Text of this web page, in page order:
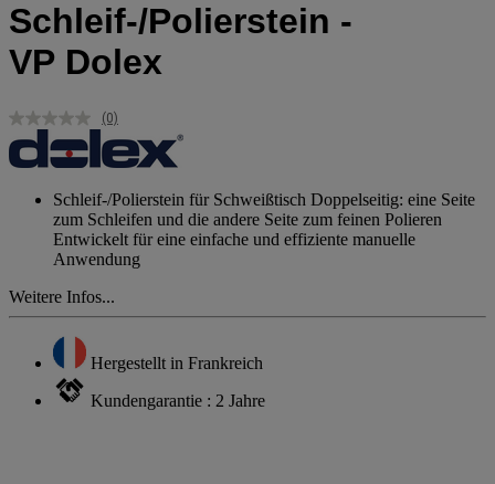
Schleif-/Polierstein -
VP Dolex
Kein
Beurteilungswert.
Link
derselben
Seite.
(0)
Schleif-/Polierstein für Schweißtisch Doppelseitig: eine Seite
zum Schleifen und die andere Seite zum feinen Polieren
Entwickelt für eine einfache und effiziente manuelle
Anwendung
Weitere Infos...
Hergestellt in Frankreich
Kundengarantie : 2 Jahre